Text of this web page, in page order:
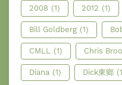
2008 (1) 2012 (1)
Bill Goldberg (1)
CMLL (1) Chris
Diana (1) Dick東鄉